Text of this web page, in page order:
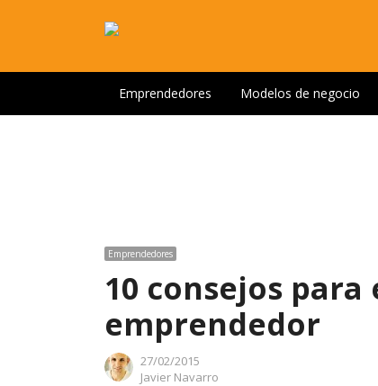
Emprendedores Modelos de negocio
Emprendedores
10 consejos
emprendedor
27/02/2015
Author
Javier Navarro